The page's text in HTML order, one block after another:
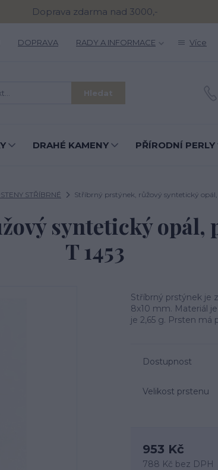
Doprava zdarma nad 3000,-
DOPRAVA RADY A INFORMACE Více
Hledat
DRAHÉ KAMENY PŘÍRODNÍ PERLY
STŘÍBRNÉ Stříbrný prstýnek, růžový syntetický opál,
syntetický opál,
T 1453
Stříbrný prstýnek je
8x10 mm. Materiál
je 2,65 g. Prsten má
Dostupnost
Velikost prstenu
953 Kč
788 Kč bez DPH